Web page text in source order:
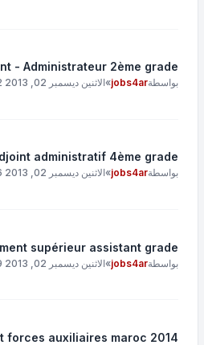
- Administrateur 2ème grade
بواسطةjobs4ar
»الاثنين ديسمبر 02, 2013 4:22 am
administratif 4ème grade
بواسطةjobs4ar
»الاثنين ديسمبر 02, 2013 4:16 am
supérieur assistant grade
بواسطةjobs4ar
»الاثنين ديسمبر 02, 2013 4:09 am
2014 Concours de recrutement forces auxiliaires maroc